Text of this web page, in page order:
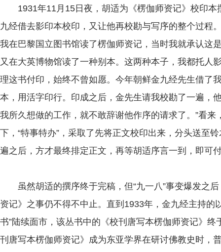
1931年11月15日夜，胡适为《楞伽师资记》校印本
九经借去影印本校印，又让他再校勘与写序的整个过程
我在巴黎国立图书馆读了楞伽师资记，当时我就承认这
又在大英博物馆读了一种别本。这两种本子，我都托人
理这书付印，始终不曾如愿。今年朝鲜金九经先生借了
本，用活字印行。印成之后，金先生请我校勘了一遍，
我所久想做的工作，就不敢辞谢他作序的请求了。”看来
下，“特事特办”，采取了先将正文校印出来，分头送至
遍之后，方才最终排定正文，再等胡适序言一到，即可
虽然胡适的撰序终于完稿，但“九一八”事变爆发之后
资记》之事仍不得不中止。直到1933年，金九经主持的
书”陆续面市，该丛书中的《校刊唐写本楞伽师资记》
刊唐写本楞伽师资记》成为东亚学界在研讨佛教史时，